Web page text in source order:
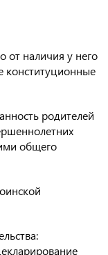
от наличия у него
конституционные
родителей
общего